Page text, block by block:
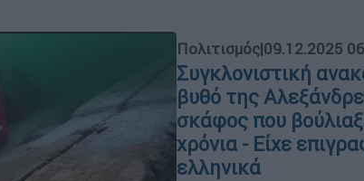
Πολιτισμός|09.12.2025
Συγκλονιστική
βυθό της
σκάφος που
χρόνια - Είχε
ελληνικά